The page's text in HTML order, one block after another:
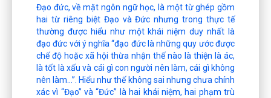
Đạo đức, về mặt ngôn ngữ học, là một từ ghép gồm
hai từ riêng biệt Đạo và Đức nhưng trong thực tế
thường được hiểu như một khái niệm duy nhất là
đạo đức với ý nghĩa “đạo đức là những quy ước được
chế độ hoặc xã hội thừa nhận thế nào là thiện là ác,
là tốt là xấu và cái gì con người nên làm, cái gì không
nên làm…”. Hiểu như thế không sai nhưng chưa chính
xác vì “Đạo” và “Đức” là hai khái niệm, hai phạm trù